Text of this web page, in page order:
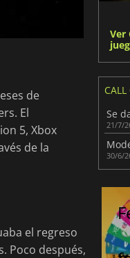
de
El
5, Xbox
de la
el regreso
Poco después,
Ver
21/7/
30/6/